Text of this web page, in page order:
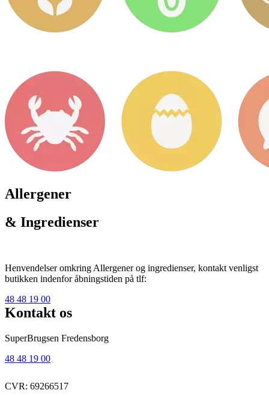
Allergener
& Ingredienser
Henvendelser omkring Allergener og ingredienser, kontakt venligst
butikken indenfor åbningstiden på tlf:
48 48 19 00
Kontakt os
SuperBrugsen Fredensborg
48 48 19 00
CVR: 69266517